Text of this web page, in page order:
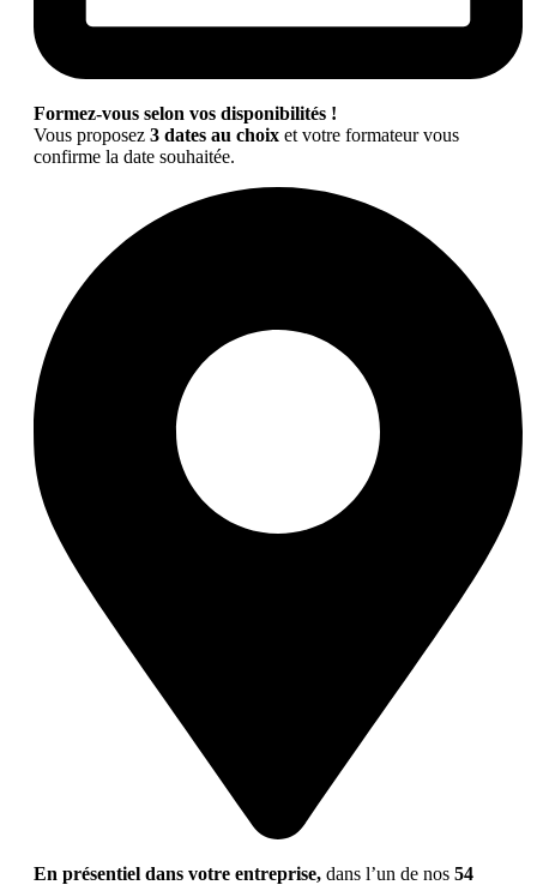
Formez-vous selon vos disponibilités !
Vous proposez 3 dates au choix et votre formateur vous
confirme la date souhaitée.
En présentiel dans votre entreprise, dans l’un de nos 54